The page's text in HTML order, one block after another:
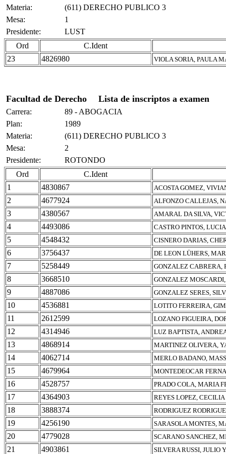
Materia:
(611) DERECHO PUBLICO 3
Mesa:
1
Presidente:
LUST
Ord
C.Ident
23
4826980 VIOLA SORIA, PAULA
Facultad de Derecho Lista de inscriptos a examen
Carrera:
89 - ABOGACIA
Plan:
1989
Materia:
(611) DERECHO PUBLICO 3
Mesa:
2
Presidente:
ROTONDO
Ord
C.Ident
1
4830867 ACOSTA GOMEZ,
2 4677924 ALFONZO CALLEJAS,
3 4380567 AMARAL DA SILVA,
4 4493086 CASTRO PINTOS,
5 4548432 CISNERO DARIAS,
6 3756437 DE LEON LÜHERS,
7 5258449 GONZALEZ CABRERA,
8 3668510 GONZALEZ
9 4887086 GONZALEZ SERES,
10 4536881 LOTITO FERREIRA,
11 2612599 LOZANO FIGUEIRA,
12 4314946 LUZ BAPTISTA,
13 4868914 MARTINEZ OLIVERA,
14 4062714 MERLO BADANO,
15 4679964 MONTEDEOCAR
16 4528757 PRADO COLA, MARIA
17 4364903 REYES LOPEZ,
18 3888374 RODRIGUEZ
19 4256190 SARASOLA MONTES,
20 4779028 SCARANO SANCHEZ,
21 4903861 SILVERA RUSSI, JULIO